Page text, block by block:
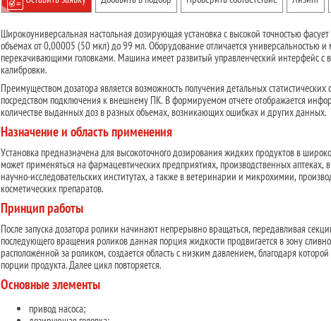
Широкоуниверсальная настольная дозирующая установка с высокой точностью
объемах от 0,00005 (50 мкл) до 99 мл. Оборудование отличается универсальностью и
перекачивающими головками. Машина имеет развитый управленческий интерфейс с
калибровки.
Преимуществом дозатора является возможность получения детальных
посредством подключения к внешнему ПК. В формируемом отчете отображается
количестве выданных доз в разных объемах, возникающих ошибках и других данных.
Назначение и область применения
Установка предназначена для высокоточного дозирования жидких продуктов в
может применяться на фармацевтических предприятиях, производственных аптеках,
научно-исследовательских институтах, а также в ветеринарии и микрохимии,
косметических препаратов.
Принцип работы
После запуска дозатора ролики начинают непрерывно вращаться, передавливая
последующего вращения роликов данная порция жидкости продвигается в зону
расположенной за роликом, создается область с низким давлением, благодаря
порции продукта. Далее цикл повторяется.
Основные элементы
привод насоса;